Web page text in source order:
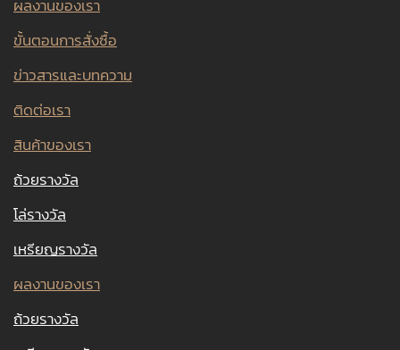
ผลงานของเรา
ขั้นตอนการสั่งซื้อ
ข่าวสารและบทความ
ติดต่อเรา
สินค้าของเรา
ถ้วยรางวัล
โล่รางวัล
เหรียญรางวัล
ผลงานของเรา
ถ้วยรางวัล